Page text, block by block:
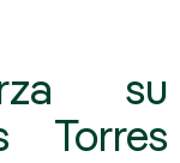
su
Torres